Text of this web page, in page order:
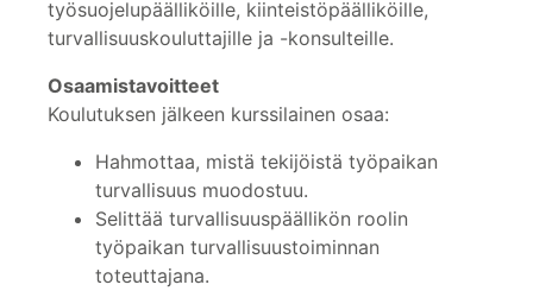
työsuojelupäälliköille, kiinteistöpäälliköille,
turvallisuuskouluttajille ja -konsulteille.
Osaamistavoitteet
Koulutuksen jälkeen kurssilainen osaa:
Hahmottaa, mistä tekijöistä työpaikan
turvallisuus muodostuu.
Selittää turvallisuuspäällikön roolin
työpaikan turvallisuustoiminnan
toteuttajana.